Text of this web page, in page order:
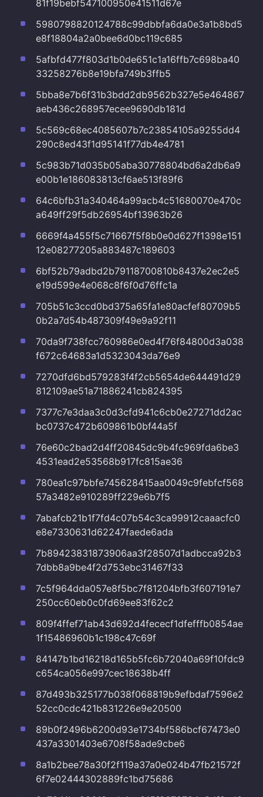
81f19bebf547100950e41511d67e
5980798820124788c99dbbfa6da0e3a1b8bd5
e8f18804a2a0bee6d0bc119c685
5afbfd477f803d1b0de651c1a16ffb7c698ba40
33258276b8e19bfa749b3ffb5
5bba8e7b6f31b3bdd2db9562b327e5e464867
aeb436c268957ecee9690db181d
5c569c68ec4085607b7c23854105a9255dd4
290c8ed43f1d95141f77db4e4781
5c983b71d035b05aba30778804bd6a2db6a9
e00b1e186083813cf6ae513f89f6
64c6bfb31a340464a99acb4c51680070e470c
a649ff29f5db26954bf13963b26
6669f4a455f5c71667f5f8b0e0d627f1398e151
12e08277205a883487c189603
6bf52b79adbd2b79118700810b8437e2ec2e5
e19d599e4e068c8f6f0d76ffc1a
705b51c3ccd0bd375a65fa1e80acfef80709b5
0b2a7d54b487309f49e9a92f11
70da9f738fcc760986e0ed4f76f84800d3a038
f672c64683a1d5323043da76e9
7270dfd6bd579283f4f2cb5654de644491d29
812109ae51a71886241cb824395
7377c7e3daa3c0d3cfd941c6cb0e27271dd2ac
bc0737c472b609861b0bf44a5f
76e60c2bad2d4ff20845dc9b4fc969fda6be3
4531ead2e53568b917fc815ae36
780ea1c97bbfe745628415aa0049c9febfcf568
57a3482e910289ff229e6b7f5
7abafcb21b1f7fd4c07b54c3ca99912caaacfc0
e8e7330631d62247faede6ada
7b89423831873906aa3f28507d1adbcca92b3
7dbb8a9be4f2d753ebc31467f33
7c5f964dda057e8f5bc7f81204bfb3f607191e7
250cc60eb0c0fd69ee83f62c2
809f4ffef71ab43d692d4fececf1dfefffb0854ae
1f15486960b1c198c47c69f
84147b1bd16218d165b5fc6b72040a69f10fdc9
c654ca056e997cec18638b4ff
87d493b325177b038f068819b9efbdaf7596e2
52cc0cdc421b831226e9e20500
89b0f2496b6200d93e1734bf586bcf67473e0
437a3301403e6708f58ade9cbe6
8a1b2bee78a30f2f119a37a0e024b47fb21572f
6f7e02444302889fc1bd75686